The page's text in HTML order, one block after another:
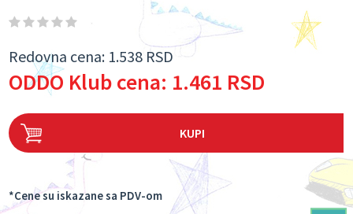
Redovna cena: 1.538 RSD
ODDO Klub cena: 1.461 RSD
KUPI
*Cene su iskazane sa PDV-om